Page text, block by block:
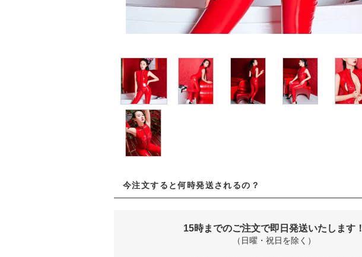
今注文すると何時発送されるの？
15時までのご注文で即日発送いたします！
（日曜・祝日を除く）